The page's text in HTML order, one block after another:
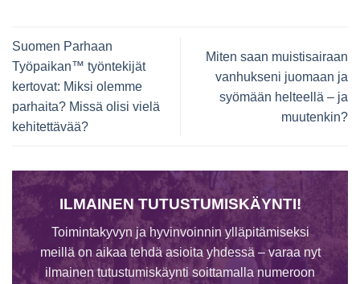
Suomen Parhaan
Työpaikan™ työntekijät
kertovat: Miksi olemme
parhaita? Missä olisi vielä
kehitettävää?
Miten saan muistisairaan
vanhukseni juomaan ja
syömään helteellä – ja
muutenkin?
ILMAINEN TUTUSTUMISKÄYNTI!
Toimintakyvyn ja hyvinvoinnin ylläpitämiseksi
meillä on aikaa tehdä asioita yhdessä – varaa nyt
ilmainen tutustumiskäynti soittamalla numeroon